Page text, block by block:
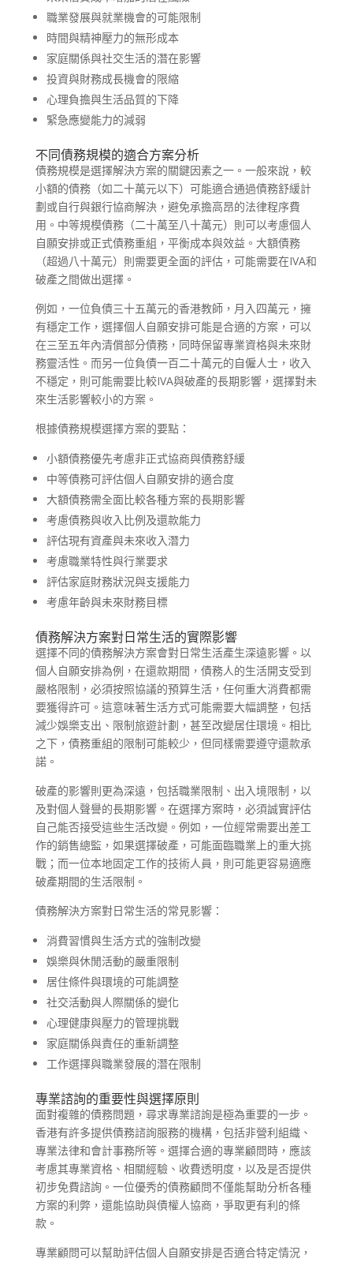
職業發展與就業機會的可能限制
時間與精神壓力的無形成本
家庭關係與社交生活的潛在影響
投資與財務成長機會的限縮
心理負擔與生活品質的下降
緊急應變能力的減弱
不同債務規模的適合方案分析
債務規模是選擇解決方案的關鍵因素之一。一般來說，較
小額的債務（如二十萬元以下）可能適合通過債務舒緩計
劃或自行與銀行協商解決，避免承擔高昂的法律程序費
用。中等規模債務（二十萬至八十萬元）則可以考慮個人
自願安排或正式債務重組，平衡成本與效益。大額債務
（超過八十萬元）則需要更全面的評估，可能需要在IVA和
破產之間做出選擇。
例如，一位負債三十五萬元的香港教師，月入四萬元，擁
有穩定工作，選擇個人自願安排可能是合適的方案，可以
在三至五年內清償部分債務，同時保留專業資格與未來財
務靈活性。而另一位負債一百二十萬元的自僱人士，收入
不穩定，則可能需要比較IVA與破產的長期影響，選擇對未
來生活影響較小的方案。
根據債務規模選擇方案的要點：
小額債務優先考慮非正式協商與債務舒緩
中等債務可評估個人自願安排的適合度
大額債務需全面比較各種方案的長期影響
考慮債務與收入比例及還款能力
評估現有資產與未來收入潛力
考慮職業特性與行業要求
評估家庭財務狀況與支援能力
考慮年齡與未來財務目標
債務解決方案對日常生活的實際影響
選擇不同的債務解決方案會對日常生活產生深遠影響。以
個人自願安排為例，在還款期間，債務人的生活開支受到
嚴格限制，必須按照協議的預算生活，任何重大消費都需
要獲得許可。這意味著生活方式可能需要大幅調整，包括
減少娛樂支出、限制旅遊計劃，甚至改變居住環境。相比
之下，債務重組的限制可能較少，但同樣需要遵守還款承
諾。
破產的影響則更為深遠，包括職業限制、出入境限制，以
及對個人聲譽的長期影響。在選擇方案時，必須誠實評估
自己能否接受這些生活改變。例如，一位經常需要出差工
作的銷售總監，如果選擇破產，可能面臨職業上的重大挑
戰；而一位本地固定工作的技術人員，則可能更容易適應
破產期間的生活限制。
債務解決方案對日常生活的常見影響：
消費習慣與生活方式的強制改變
娛樂與休閒活動的嚴重限制
居住條件與環境的可能調整
社交活動與人際關係的變化
心理健康與壓力的管理挑戰
家庭關係與責任的重新調整
工作選擇與職業發展的潛在限制
專業諮詢的重要性與選擇原則
面對複雜的債務問題，尋求專業諮詢是極為重要的一步。
香港有許多提供債務諮詢服務的機構，包括非營利組織、
專業法律和會計事務所等。選擇合適的專業顧問時，應該
考慮其專業資格、相關經驗、收費透明度，以及是否提供
初步免費諮詢。一位優秀的債務顧問不僅能幫助分析各種
方案的利弊，還能協助與債權人協商，爭取更有利的條
款。
專業顧問可以幫助評估個人自願安排是否適合特定情況，